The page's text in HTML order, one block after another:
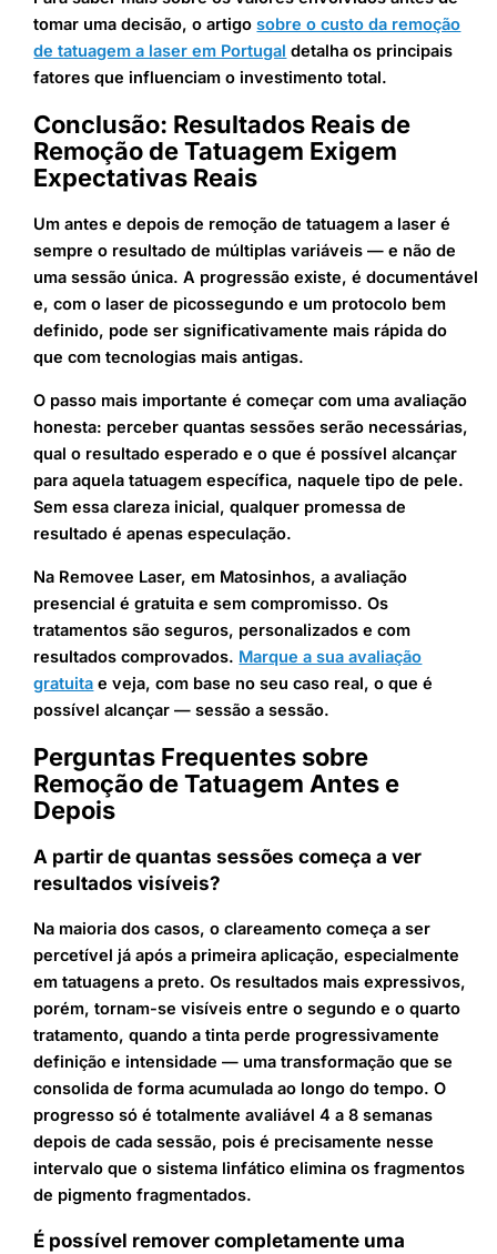
tomar uma decisão, o artigosobre o custo da remoção
de tatuagem a laser em Portugal detalha os principais
fatores que influenciam o investimento total.
Conclusão: Resultados Reais de
Remoção de Tatuagem Exigem
Expectativas Reais
Um antes e depois de remoção de tatuagem a laser é
sempre o resultado de múltiplas variáveis — e não de
uma sessão única. A progressão existe, é documentável
e, com o laser de picossegundo e um protocolo bem
definido, pode ser significativamente mais rápida do
que com tecnologias mais antigas.
O passo mais importante é começar com uma avaliação
honesta: perceber quantas sessões serão necessárias,
qual o resultado esperado e o que é possível alcançar
para aquela tatuagem específica, naquele tipo de pele.
Sem essa clareza inicial, qualquer promessa de
resultado é apenas especulação.
Na Removee Laser, em Matosinhos, a avaliação
presencial é gratuita e sem compromisso. Os
tratamentos são seguros, personalizados e com
resultados comprovados. Marque a sua avaliação
gratuita e veja, com base no seu caso real, o que é
possível alcançar — sessão a sessão.
Perguntas Frequentes sobre
Remoção de Tatuagem Antes e
Depois
A partir de quantas sessões começa a ver
resultados visíveis?
Na maioria dos casos, o clareamento começa a ser
percetível já após a primeira aplicação, especialmente
em tatuagens a preto. Os resultados mais expressivos,
porém, tornam-se visíveis entre o segundo e o quarto
tratamento, quando a tinta perde progressivamente
definição e intensidade — uma transformação que se
consolida de forma acumulada ao longo do tempo. O
progresso só é totalmente avaliável 4 a 8 semanas
depois de cada sessão, pois é precisamente nesse
intervalo que o sistema linfático elimina os fragmentos
de pigmento fragmentados.
É possível remover completamente uma